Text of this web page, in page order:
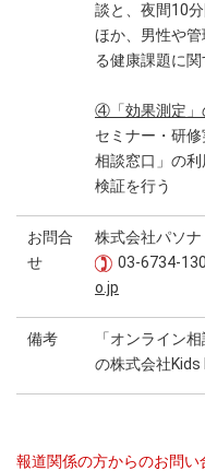
談と、夜間10
ほか、男性や
る健康課題に
④「効果測定」
セミナー・研
相談窓口」の
検証を行う
お問合
せ
株式会社パソ
03-6734-
o.jp
備考
「オンライン
の株式会社
報道関係の方からのお問い